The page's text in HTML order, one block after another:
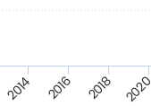
2014 2016 2018 2020